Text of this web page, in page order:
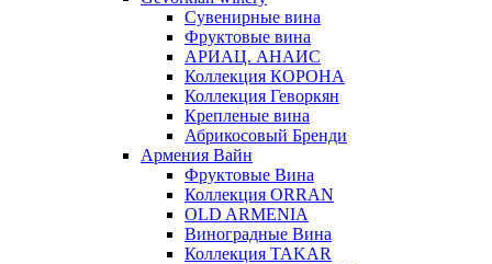
Сувенирные вина
Фруктовые вина
АРИАЦ. АНАИС
Коллекция КОРОНА
Коллекция Геворкян
Крепленые вина
Абрикосовый Бренди
Армения Вайн
Фруктовые Вина
Коллекция ORRAN
OLD ARMENIA
Виноградные Вина
Коллекция TAKAR